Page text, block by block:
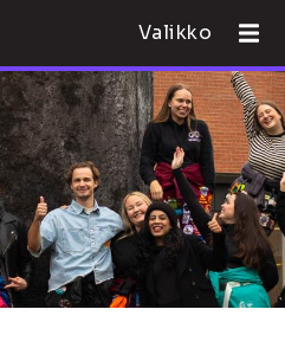
Valikko